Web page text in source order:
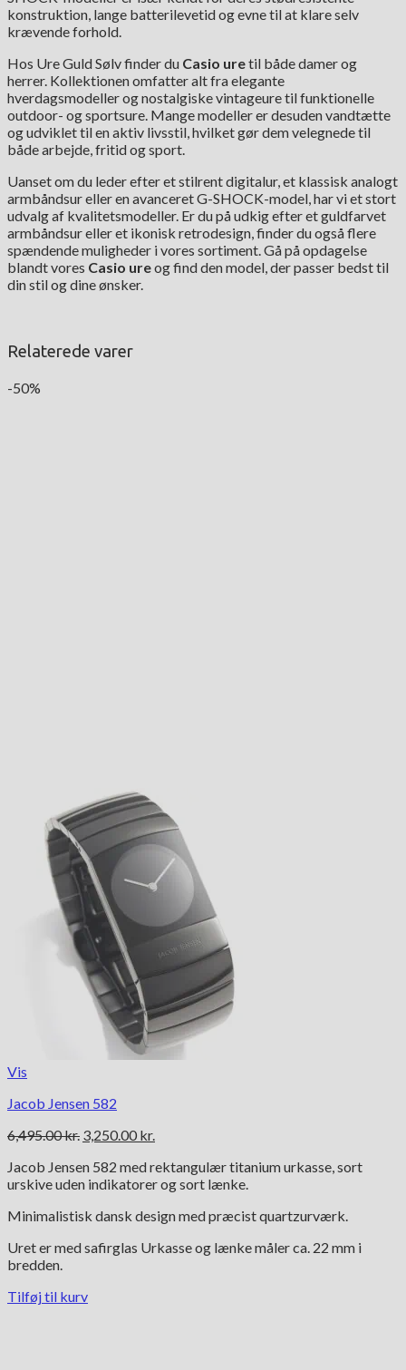
konstruktion, lange batterilevetid og evne til at klare selv
krævende forhold.
Hos Ure Guld Sølv finder du Casio uretil både damer og
herrer. Kollektionen omfatter alt fra elegante
hverdagsmodeller og nostalgiske vintageure til funktionelle
outdoor- og sportsure. Mange modeller er desuden vandtætte
og udviklet til en aktiv livsstil, hvilket gør dem velegnede til
både arbejde, fritid og sport.
Uanset om du leder efter et stilrent digitalur, et klassisk analogt
armbåndsur eller en avanceret G-SHOCK-model, har vi et stort
udvalg af kvalitetsmodeller. Er du på udkig efter et guldfarvet
armbåndsur eller et ikonisk retrodesign, finder du også flere
spændende muligheder i vores sortiment. Gå på opdagelse
blandt vores Casio ureog find den model, der passer bedst til
din stil og dine ønsker.
Relaterede varer
-50%
Vis
Jacob Jensen 582
6,495.00kr. Den
pris
var:
3,250.00 kr.
pris
er:
Jacob Jensen 582 med rektangulær titanium urkasse, sort
urskive uden indikatorer og sort lænke.
Minimalistisk dansk design med præcist quartzurværk.
Uret er med safirglas Urkasse og lænke måler ca. 22 mm i
bredden.
Tilføj til kurv